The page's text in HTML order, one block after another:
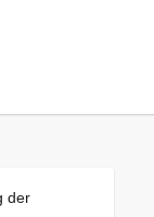
der